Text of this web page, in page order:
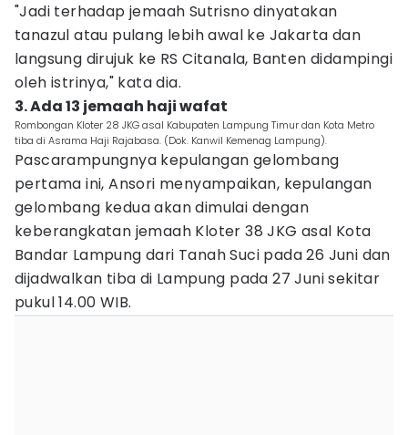
"Jadi terhadap jemaah Sutrisno dinyatakan
tanazul atau pulang lebih awal ke Jakarta dan
langsung dirujuk ke RS Citanala, Banten didampingi
oleh istrinya," kata dia.
3. Ada 13 jemaah haji wafat
Rombongan Kloter 28 JKG asal Kabupaten Lampung Timur dan Kota Metro
tiba di Asrama Haji Rajabasa. (Dok. Kanwil Kemenag Lampung).
Pascarampungnya kepulangan gelombang
pertama ini, Ansori menyampaikan, kepulangan
gelombang kedua akan dimulai dengan
keberangkatan jemaah Kloter 38 JKG asal Kota
Bandar Lampung dari Tanah Suci pada 26 Juni dan
dijadwalkan tiba di Lampung pada 27 Juni sekitar
pukul 14.00 WIB.